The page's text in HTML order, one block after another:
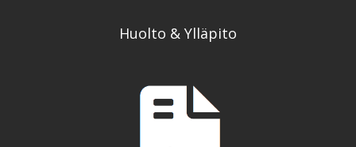
Huolto & Ylläpito